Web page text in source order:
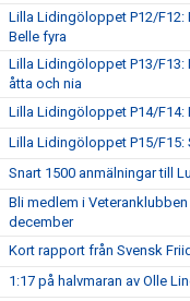
Lilla Lidingöloppet P12/F12:
Belle fyra
Lilla Lidingöloppet P13/
åtta och nia
Lilla Lidingöloppet P14/F14:
Lilla Lidingöloppet P15/F15:
Snart 1500 anmälningar till
Bli medlem i
december
Kort rapport från Svensk
1:17 på halvmaran av Olle